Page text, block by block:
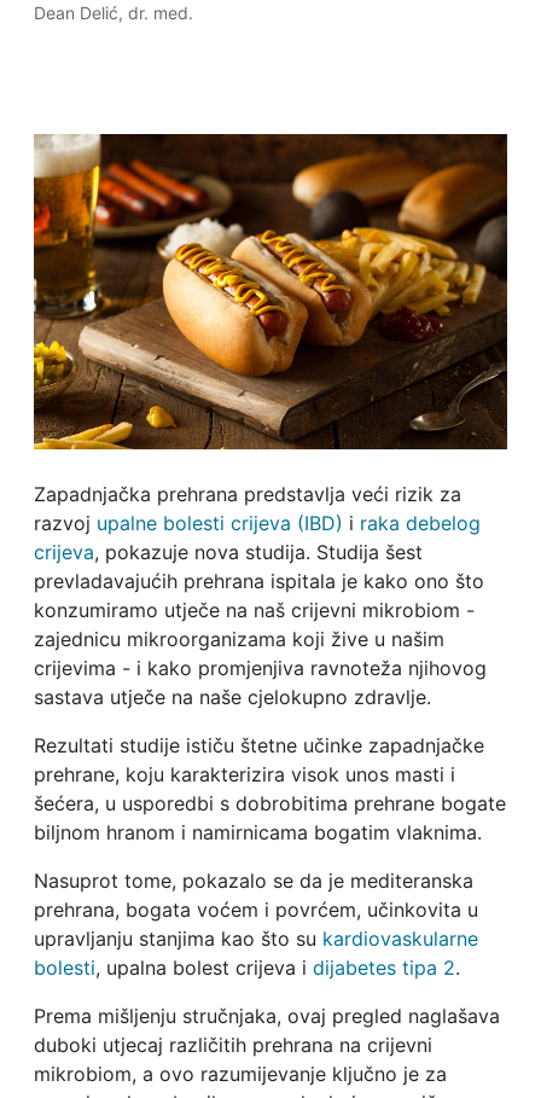
Dean Delić, dr. med.
Zapadnjačka prehrana predstavlja veći rizik za
razvoj upalne bolesti crijeva (IBD) i raka debelog
crijeva, pokazuje nova studija. Studija šest
prevladavajućih prehrana ispitala je kako ono što
konzumiramo utječe na naš crijevni mikrobiom -
zajednicu mikroorganizama koji žive u našim
crijevima - i kako promjenjiva ravnoteža njihovog
sastava utječe na naše cjelokupno zdravlje.
Rezultati studije ističu štetne učinke zapadnjačke
prehrane, koju karakterizira visok unos masti i
šećera, u usporedbi s dobrobitima prehrane bogate
biljnom hranom i namirnicama bogatim vlaknima.
Nasuprot tome, pokazalo se da je mediteranska
prehrana, bogata voćem i povrćem, učinkovita u
upravljanju stanjima kao što su kardiovaskularne
bolesti, upalna bolest crijeva i dijabetes tipa 2.
Prema mišljenju stručnjaka, ovaj pregled naglašava
duboki utjecaj različitih prehrana na crijevni
mikrobiom, a ovo razumijevanje ključno je za